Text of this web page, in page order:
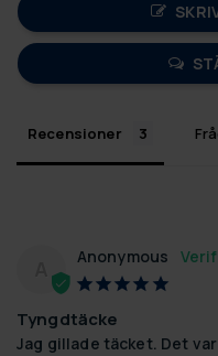
Recensioner
Anonymous
Tyngdtäcke
Jag gillade täcket. Det